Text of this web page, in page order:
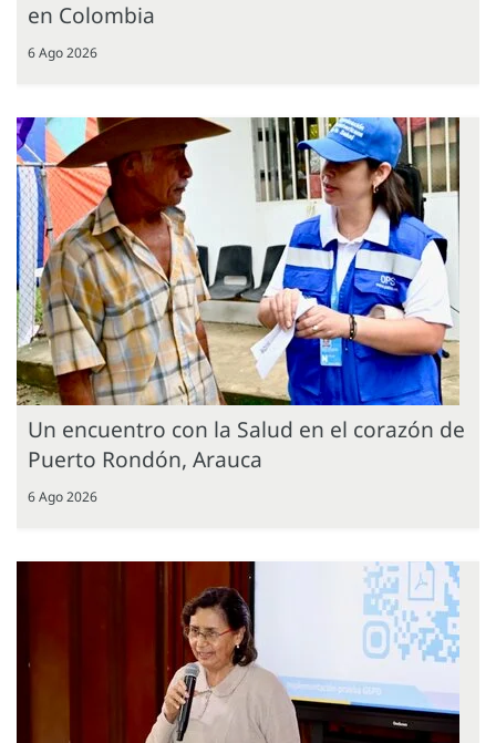
en Colombia
6 Ago 2026
Un encuentro con la Salud en el corazón de
Puerto Rondón, Arauca
6 Ago 2026